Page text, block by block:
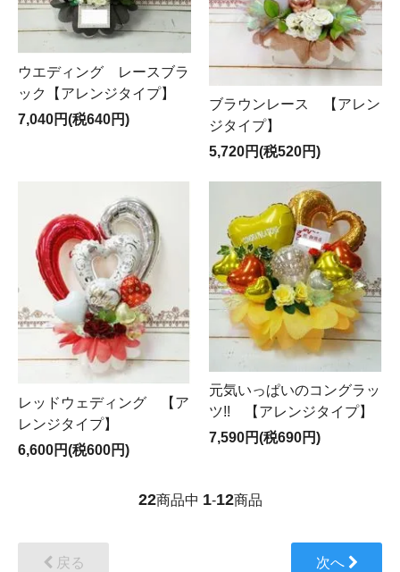
ウエディング レースブラ
ック【アレンジタイプ】
7,040円(税640円)
ブラウンレース 【アレン
ジタイプ】
5,720円(税520円)
レッドウェディング 【ア
レンジタイプ】
6,600円(税600円)
元気いっぱいのコングラッ
ツ!! 【アレンジタイプ】
7,590円(税690円)
22商品中 1-12商品
戻る 次へ